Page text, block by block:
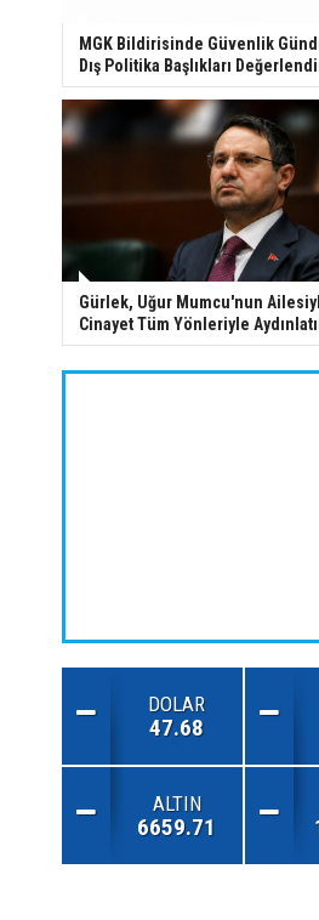
MGK Bildirisinde Güvenlik
Dış Politika Başlıkları
Gürlek, Uğur Mumcu'nun
Cinayet Tüm Yönleriyle
DOLAR
47.68
ALTIN
6659.71